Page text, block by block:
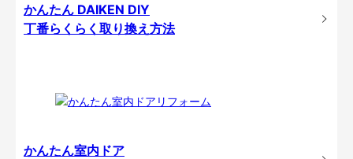
かんたん DAIKEN DIY
丁番らくらく取り換え方法
かんたん室内ドア